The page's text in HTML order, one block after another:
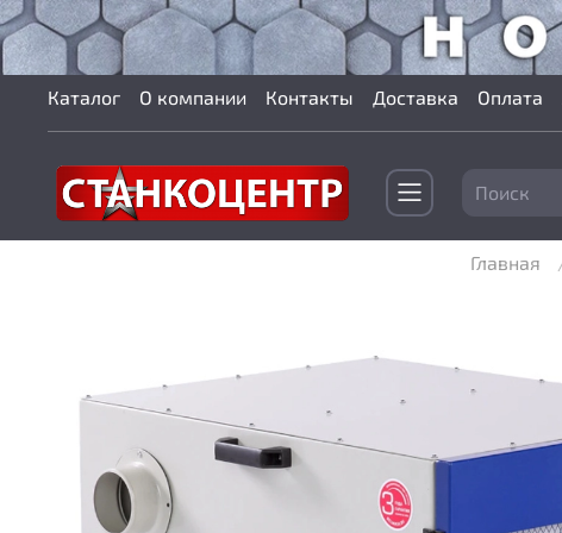
Каталог О компании Контакты Доставка Оплата
Главная